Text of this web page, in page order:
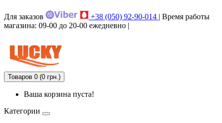
Для заказов +38 (050) 92-90-014 | Время работы
магазина: 09-00 до 20-00 ежедневно |
Товаров 0 (0 грн.)
Ваша корзина пуста!
Категории